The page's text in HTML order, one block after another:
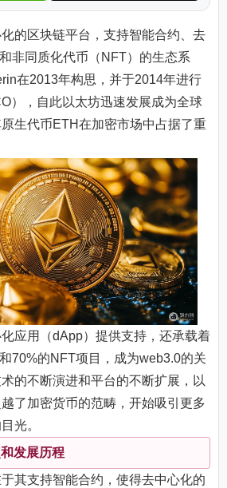
的区块链平台，支持智能合约、去
非同质化代币（NFT）的生态系
在2013年构思，并于2014年进行
），自此以太坊迅速发展成为全球
生代币ETH在加密市场中占据了重
应用（dApp）提供支持，还承载着
70%的NFT项目，成为web3.0的关
的不断演进和平台的不断扩展，以
了加密货币的范畴，开始吸引更多
光。
发展历程
其支持智能合约，使得去中心化的